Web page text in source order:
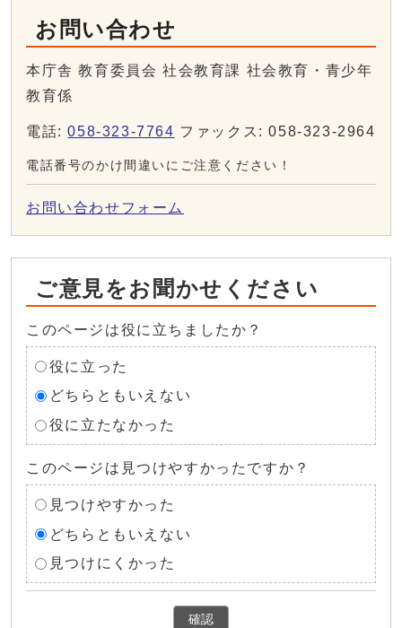
お問い合わせ
本庁舎 教育委員会 社会教育課 社会教育・青少年
教育係
電話:058-323-7764 ファックス: 058-323-2964
電話番号のかけ間違いにご注意ください！
お問い合わせフォーム
ご意見をお聞かせください
このページは役に立ちましたか？
役に立った
どちらともいえない
役に立たなかった
このページは見つけやすかったですか？
見つけやすかった
どちらともいえない
見つけにくかった
確認